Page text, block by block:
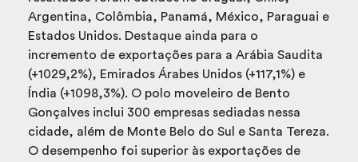
Argentina, Colômbia, Panamá, México, Paraguai e
Estados Unidos. Destaque ainda para o
incremento de exportações para a Arábia Saudita
(+1029,2%), Emirados Árabes Unidos (+117,1%) e
Índia (+1098,3%). O polo moveleiro de Bento
Gonçalves inclui 300 empresas sediadas nessa
cidade, além de Monte Belo do Sul e Santa Tereza.
O desempenho foi superior às exportações de